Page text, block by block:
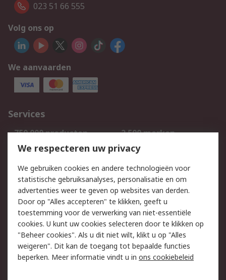
023 51 66 555
Volg ons op
We aanvaarden
Services
750.000 producten
2.500 merken
Bestellen
Inkoopoplossingen
Track & Trace
Wettelijk
Cookiebeleid
Email veiligheid
Privacybeleid
Websitevoorwaarden
Algemene
verkoopvoorwaarden
We respecteren uw privacy
We gebruiken cookies en andere technologieën voor
statistische gebruiksanalyses, personalisatie en om
advertenties weer te geven op websites van derden.
Door op "Alles accepteren" te klikken, geeft u
toestemming voor de verwerking van niet-essentiële
cookies. U kunt uw cookies selecteren door te klikken op
"Beheer cookies". Als u dit niet wilt, klikt u op "Alles
weigeren". Dit kan de toegang tot bepaalde functies
beperken. Meer informatie vindt u in ons cookiebeleid